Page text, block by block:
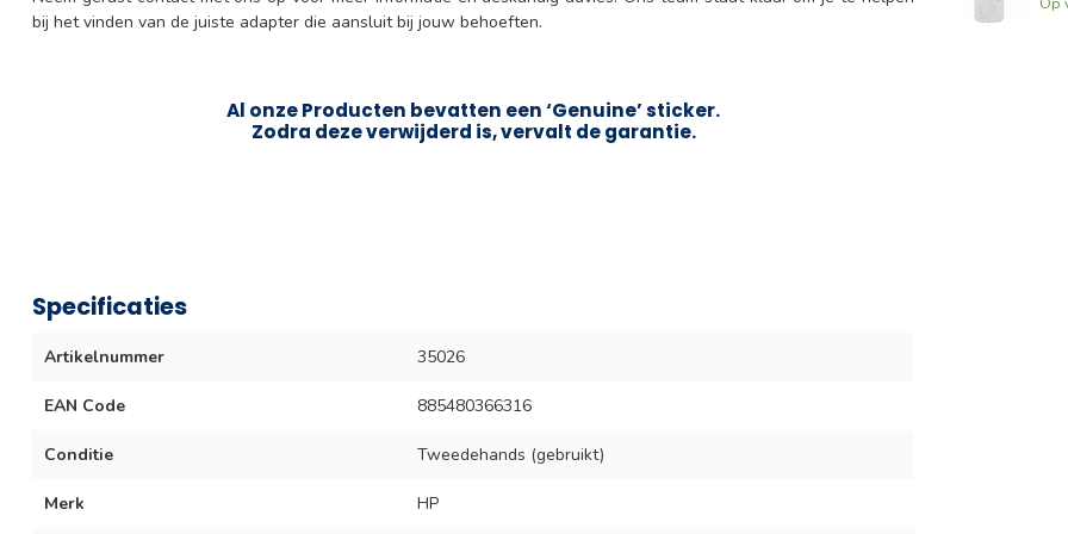
bij het vinden van de juiste adapter die aansluit bij jouw behoeften.
Al onze Producten bevatten een ‘Genuine’ sticker.
Zodra deze verwijderd is, vervalt de garantie.
Specificaties
Artikelnummer 35026
EAN Code 885480366316
Conditie Tweedehands (gebruikt)
Merk HP